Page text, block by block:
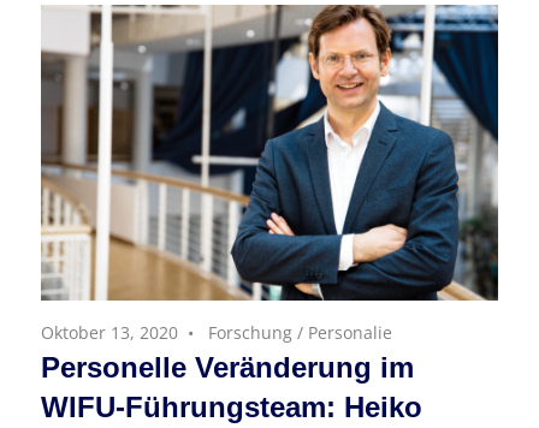
Oktober 13, 2020 Forschung / Personalie
Personelle Veränderung im
WIFU-Führungsteam: Heiko